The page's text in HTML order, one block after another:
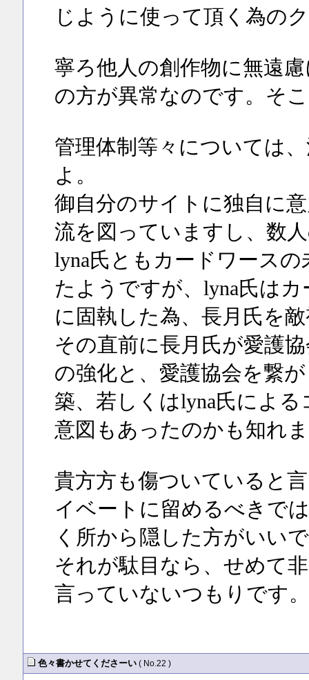
じように使って頂く為の
寧ろ他人の創作物に無遠
の方が異常なのです。そ
管理体制等々については
よ。
御自分のサイトに独自に
流を図っていますし、数
lyna氏ともカードワース
たようですが、lyna氏は
に固執した為、長月氏を
その直前に長月氏が愛護
の強化と、愛護協会を繋
築、若しくはlyna氏によ
意図もあったのかも知れ
貴方方も傷ついていると
イベートに留めるべきで
く所から隠した方がいい
それが駄目なら、せめて
言っていないつもりです。
色々書かせてくださーい ( No.22 )